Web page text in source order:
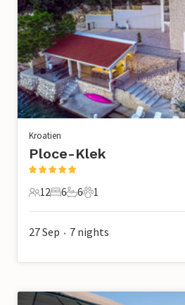
Kroatien
Ploce-Klek
12 Gäste
12
6 Schlafzimmer
6
6 Badezimmer
6
1 Haustier
1
27 Sep • 7 nights